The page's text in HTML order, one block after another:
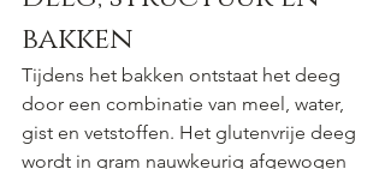
bakken
Tijdens het bakken ontstaat het deeg
door een combinatie van meel, water,
gist en vetstoffen. Het glutenvrije deeg
wordt in gram nauwkeurig afgewogen